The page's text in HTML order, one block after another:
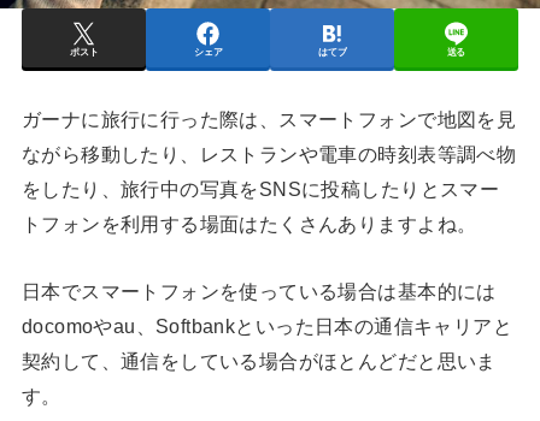
ポスト シェア はてブ 送る
ガーナに旅行に行った際は、スマートフォンで地図を見
ながら移動したり、レストランや電車の時刻表等調べ物
をしたり、旅行中の写真をSNSに投稿したりとスマー
トフォンを利用する場面はたくさんありますよね。
日本でスマートフォンを使っている場合は基本的には
docomoやau、Softbankといった日本の通信キャリアと
契約して、通信をしている場合がほとんどだと思いま
す。